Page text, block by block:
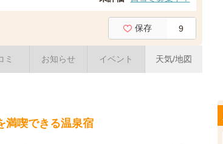
保存 9
ミ お知らせ イベント 天気/地図
満喫できる温泉宿